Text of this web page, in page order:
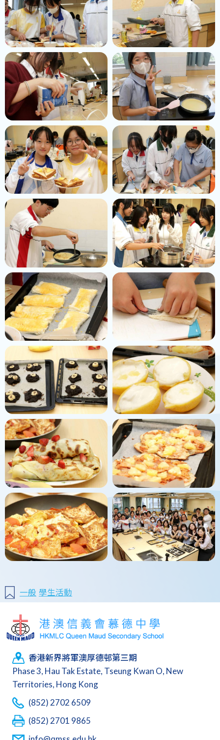
一般 學生活動
香港新界將軍澳厚德邨第三期
Phase 3, Hau Tak Estate, Tseung Kwan O, New
Territories, Hong Kong
(852) 2702 6509
(852) 2701 9865